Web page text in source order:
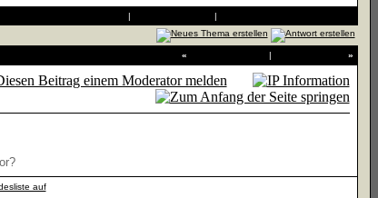
| |
« | »